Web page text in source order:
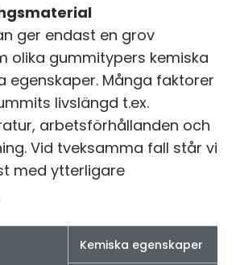
ger endast en grov
olika gummitypers kemiska
egenskaper. Många faktorer
livslängd t.ex.
arbetsförhållanden och
Vid tveksamma fall står vi
med ytterligare
Kemiska egenskaper